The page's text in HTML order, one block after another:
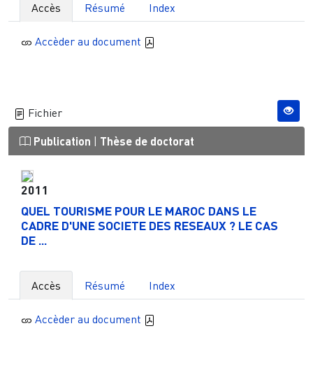
Accès Résumé Index
Accèder au document
Fichier
Publication Thèse de doctorat
2011
QUEL TOURISME POUR LE MAROC DANS LE
CADRE D'UNE SOCIETE DES RESEAUX ? LE CAS
DE ...
Accès Résumé Index
Accèder au document